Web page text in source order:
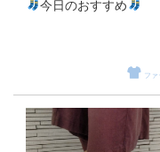
今日のおすすめ
ファ